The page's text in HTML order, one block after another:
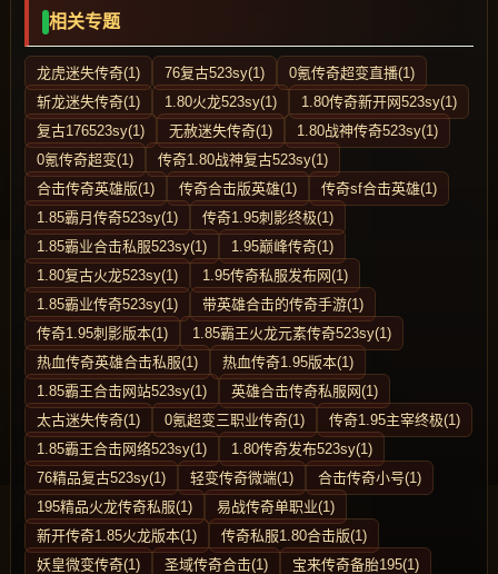
相关专题
龙虎迷失传奇(1) 76复古523sy(1)
0氪传奇超变直播(1)
斩龙迷失传奇(1)
1.80火龙523sy(1)
1.80传奇新开网523sy(1)
复古176523sy(1)
无赦迷失传奇(1)
1.80战神传奇523sy(1)
0氪传奇超变(1)
传奇1.80战神复古523sy(1)
合击传奇英雄版(1)
传奇合击版英雄(1)
传奇sf合击英雄(1)
1.85霸月传奇523sy(1)
传奇1.95刺影终极(1)
1.85霸业合击私服523sy(1)
1.95巅峰传奇(1)
1.80复古火龙523sy(1)
1.95传奇私服发布网(1)
1.85霸业传奇523sy(1)
带英雄合击的传奇手游(1)
传奇1.95刺影版本(1)
1.85霸王火龙元素传奇523sy(1)
热血传奇英雄合击私服(1)
热血传奇1.95版本(1)
1.85霸王合击网站523sy(1)
英雄合击传奇私服网(1)
太古迷失传奇(1)
0氪超变三职业传奇(1)
传奇1.95主宰终极(1)
1.85霸王合击网络523sy(1)
1.80传奇发布523sy(1)
76精品复古523sy(1)
轻变传奇微端(1)
合击传奇小号(1)
195精品火龙传奇私服(1)
易战传奇单职业(1)
新开传奇1.85火龙版本(1)
传奇私服1.80合击版(1)
妖皇微变传奇(1)
圣域传奇合击(1) 宝来传奇备胎195(1)